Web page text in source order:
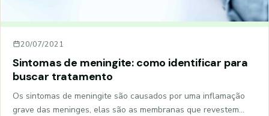
20/07/2021
Sintomas de meningite: como identificar para
buscar tratamento
Os sintomas de meningite são causados por uma inflamação
grave das meninges, elas são as membranas que revestem…